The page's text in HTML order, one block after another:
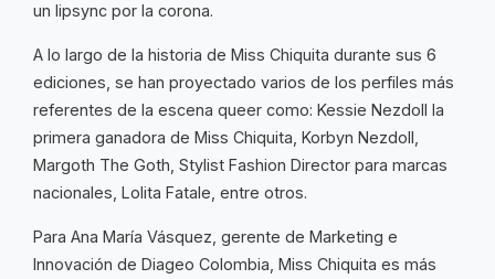
un lipsync por la corona.
A lo largo de la historia de Miss Chiquita durante sus 6
ediciones, se han proyectado varios de los perfiles más
referentes de la escena queer como: Kessie Nezdoll la
primera ganadora de Miss Chiquita, Korbyn Nezdoll,
Margoth The Goth, Stylist Fashion Director para marcas
nacionales, Lolita Fatale, entre otros.
Para Ana María Vásquez, gerente de Marketing e
Innovación de Diageo Colombia, Miss Chiquita es más